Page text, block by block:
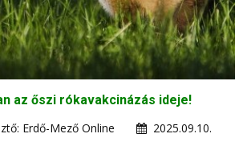
az őszi rókavakcinázás ideje!
Erdő-Mező Online
2025.09.10.